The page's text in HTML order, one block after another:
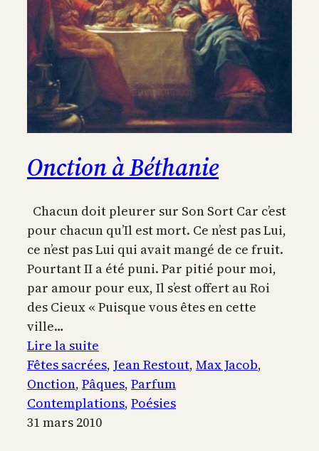
Onction à Béthanie
Chacun doit pleurer sur Son Sort Car c’est
pour chacun qu’Il est mort. Ce n’est pas Lui,
ce n’est pas Lui qui avait mangé de ce fruit.
Pourtant II a été puni. Par pitié pour moi,
par amour pour eux, Il s’est offert au Roi
des Cieux « Puisque vous êtes en cette
ville…
Lire la suite
Onction
à
Béthanie
Fêtes sacrées, Jean Restout, Max Jacob
Onction, Pâques, Parfum
Contemplations, Poésies
31 mars 2010